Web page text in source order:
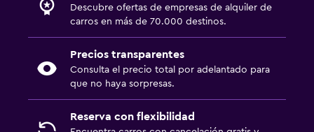
Descubre ofertas de empresas de alquiler de
carros en más de 70.000 destinos.
Precios transparentes
Consulta el precio total por adelantado para
que no haya sorpresas.
Reserva con flexibilidad